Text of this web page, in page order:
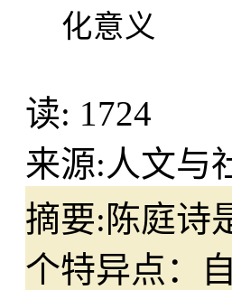
读: 1724
来源:人文与
摘要:陈庭诗
个特异点：